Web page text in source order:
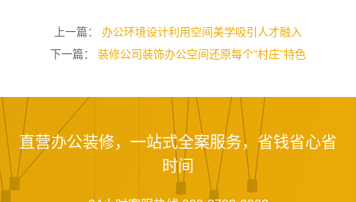
上一篇： 办公环境设计利用空间美学吸引人才融入
下一篇： 装修公司装饰办公空间还原每个“村庄”特色
直营办公装修，一站式全案服务，省钱省心省
时间